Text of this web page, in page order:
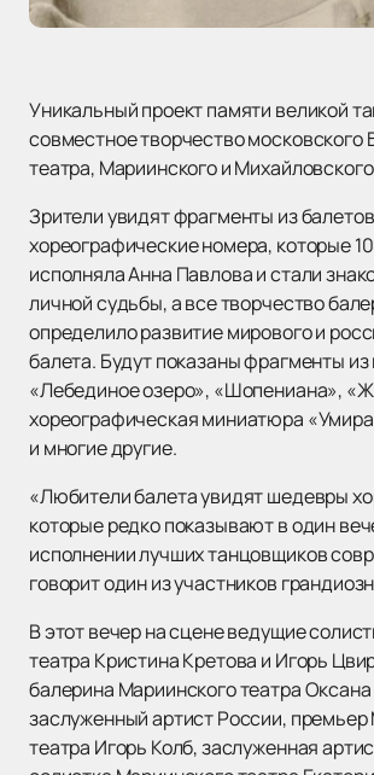
Уникальный проект памяти великой
совместное творчество московского
театра, Мариинского и
Зрители увидят фрагменты из
хореографические номера, которые
исполняла Анна Павлова и стали
личной судьбы, а все творчество
определило развитие мирового и
балета. Будут показаны фрагменты из
«Лебединое озеро», «Шопениана»,
хореографическая миниатюра
и многие другие.
«Любители балета увидят шедевры
которые редко показывают в один
исполнении лучших танцовщиков
говорит один из участников
В этот вечер на сцене ведущие
театра Кристина Кретова и Игорь
балерина Мариинского театра
заслуженный артист России,
театра Игорь Колб, заслуженная